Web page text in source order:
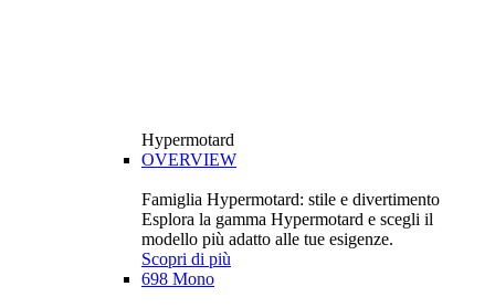
Hypermotard
OVERVIEW
Famiglia Hypermotard: stile e divertimento
Esplora la gamma Hypermotard e scegli il
modello più adatto alle tue esigenze.
Scopri di più
698 Mono